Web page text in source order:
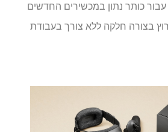
את חוויית ה-out-of-box עבור כותר נתון במכשירים החדשים
בצורה חלקה ללא צורך בעבודת